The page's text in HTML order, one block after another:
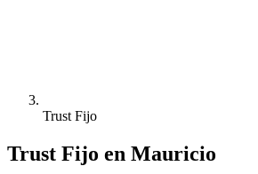
Trust Fijo
Trust Fijo en Mauricio